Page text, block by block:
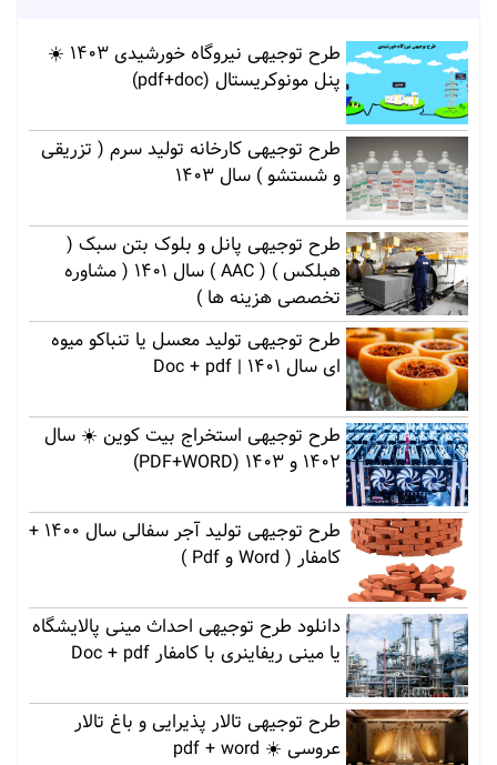
طرح توجیهی نیروگاه خورشیدی 1403 ☀️
پنل مونوکریستال (pdf+doc)
طرح توجیهی کارخانه تولید سرم ( تزریقی
و شستشو ) سال 1403
طرح توجیهی پانل و بلوک بتن سبک (
هبلکس ) ( AAC ) سال 1401 ( مشاوره
تخصصی هزینه ها )
طرح توجیهی تولید معسل یا تنباکو میوه
ای سال 1401 | Doc + pdf
طرح توجیهی استخراج بیت کوین ☀️ سال
1402 و 1403 (PDF+WORD)
طرح توجیهی تولید آجر سفالی سال 1400 +
کامفار ( Word و Pdf )
دانلود طرح توجیهی احداث مینی پالایشگاه
یا مینی ریفاینری با کامفار Doc + pdf
طرح توجیهی تالار پذیرایی و باغ تالار
عروسی ☀️ pdf + word